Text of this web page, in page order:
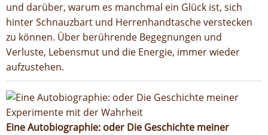
und darüber, warum es manchmal ein Glück ist, sich
hinter Schnauzbart und Herrenhandtasche verstecken
zu können. Über berührende Begegnungen und
Verluste, Lebensmut und die Energie, immer wieder
aufzustehen.
Eine Autobiographie: oder Die Geschichte meiner